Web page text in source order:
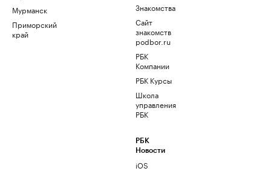
Мурманск
Приморский
край
Знакомства
Сайт
знакомств
podbor.ru
РБК
Компании
РБК Курсы
Школа
управления
РБК
РБК
Новости
iOS